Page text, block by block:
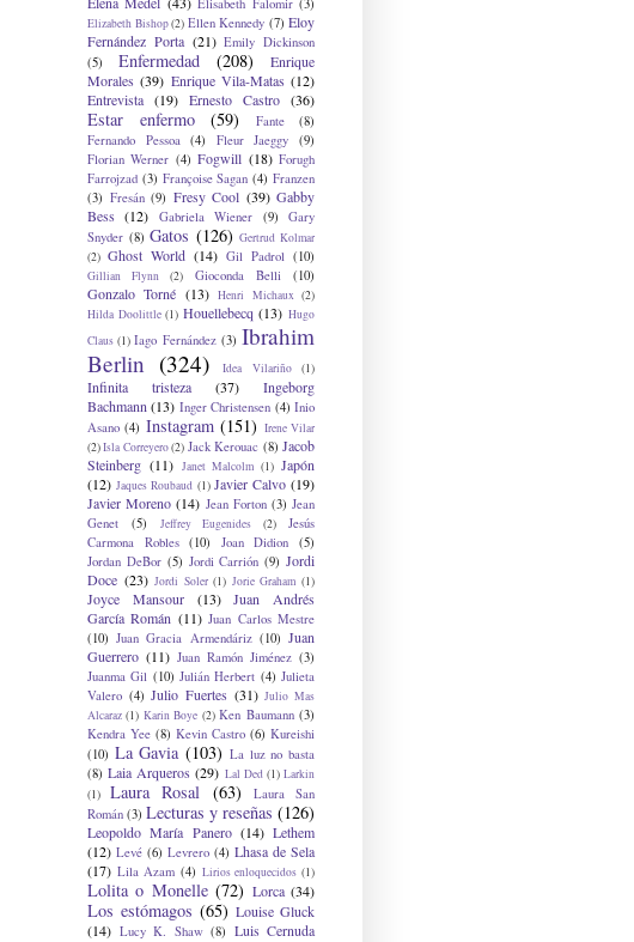
Elizabeth Bishop(2) Ellen Kennedy (7) Eloy
Fernández Porta (21) Emily Dickinson
(5)
Enfermedad (208)
Enrique
Morales (39) Enrique Vila-Matas (12)
Entrevista (19) Ernesto Castro (36)
Estar enfermo (59) Fante
(8)
Fernando Pessoa
(4) Fleur Jaeggy
(9)
Florian Werner (4) Fogwill (18) Forugh
Farrojzad (3) Françoise Sagan (4) Franzen
(3) Fresán (9) Fresy Cool (39) Gabby
Bess (12) Gabriela Wiener (9)
Gary
Snyder (8) Gatos (126) Gertrud Kolmar
(2) Ghost World (14) Gil Padrol (10)
Gillian Flynn (2) Gioconda Belli (10)
Gonzalo Torné (13) Henri Michaux (2)
Hilda Doolittle (1) Houellebecq (13) Hugo
Claus (1) Iago Fernández (3) Ibrahim
Berlin (324) Idea Vilariño (1)
Infinita tristeza (37)
Ingeborg
Bachmann (13) Inger Christensen (4) Inio
Asano (4) Instagram (151) Irene Vilar
(2)Isla Correyero(2) Jack Kerouac (8) Jacob
Steinberg (11) Janet Malcolm (1) Japón
(12) Jaques Roubaud (1) Javier Calvo (19)
Javier Moreno (14) Jean Forton (3) Jean
Genet
(5) Jeffrey Eugenides (2)
Jesús
Carmona Robles
(10) Joan Didion
(5)
Jordan DeBor (5) Jordi Carrión (9) Jordi
Doce (23) Jordi Soler (1) Jorie Graham (1)
Joyce Mansour (13)
Juan Andrés
García Román (11) Juan Carlos Mestre
(10) Juan Gracia Armendáriz (10) Juan
Guerrero (11) Juan Ramón Jiménez (3)
Juanma Gil (10) Julián Herbert (4) Julieta
Valero (4) Julio Fuertes (31) Julio Mas
Alcaraz (1) Karin Boye (2) Ken Baumann (3)
Kendra Yee (8) Kevin Castro (6) Kureishi
(10) La Gavia (103) La luz no basta
(8) Laia Arqueros (29) Lal Ded (1) Larkin
(1)
Laura Rosal (63)
Laura San
Román (3) Lecturas y reseñas (126)
Leopoldo María Panero (14) Lethem
(12) Levé (6) Levrero (4) Lhasa de Sela
(17) Lila Azam (4) Lirios enloquecidos (1)
Lolita o Monelle (72) Lorca (34)
Los estómagos (65) Louise Gluck
(14) Lucy K. Shaw (8) Luis Cernuda